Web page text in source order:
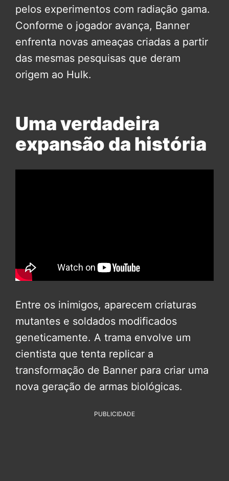
pelos experimentos com radiação gama.
Conforme o jogador avança, Banner
enfrenta novas ameaças criadas a partir
das mesmas pesquisas que deram
origem ao Hulk.
Uma verdadeira
expansão da história
Entre os inimigos, aparecem criaturas
mutantes e soldados modificados
geneticamente. A trama envolve um
cientista que tenta replicar a
transformação de Banner para criar uma
nova geração de armas biológicas.
PUBLICIDADE